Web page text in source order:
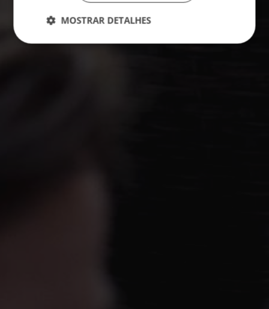
MOSTRAR DETALHES